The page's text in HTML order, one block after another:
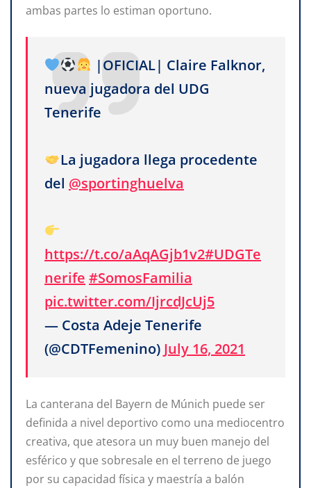
ambas partes lo estiman oportuno.
|OFICIAL| Claire Falknor,
nueva jugadora del UDG
Tenerife
La jugadora llega procedente
del @sportinghuelva
https://t.co/aAqAGjb1v2#UDGTe
nerife #SomosFamilia
pic.twitter.com/IjrcdJcUj5
— Costa Adeje Tenerife
(@CDTFemenino) July 16, 2021
La canterana del Bayern de Múnich puede ser
definida a nivel deportivo como una mediocentro
creativa, que atesora un muy buen manejo del
esférico y que sobresale en el terreno de juego
por su capacidad física y maestría a balón